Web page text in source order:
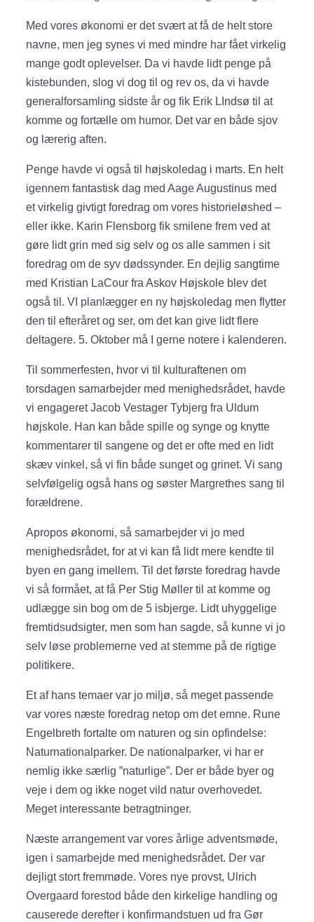
Med vores økonomi er det svært at få de helt store
navne, men jeg synes vi med mindre har fået virkelig
mange godt oplevelser. Da vi havde lidt penge på
kistebunden, slog vi dog til og rev os, da vi havde
generalforsamling sidste år og fik Erik LIndsø til at
komme og fortælle om humor. Det var en både sjov
og lærerig aften.
Penge havde vi også til højskoledag i marts. En helt
igennem fantastisk dag med Aage Augustinus med
et virkelig givtigt foredrag om vores historieløshed –
eller ikke. Karin Flensborg fik smilene frem ved at
gøre lidt grin med sig selv og os alle sammen i sit
foredrag om de syv dødssynder. En dejlig sangtime
med Kristian LaCour fra Askov Højskole blev det
også til. VI planlægger en ny højskoledag men flytter
den til efteråret og ser, om det kan give lidt flere
deltagere. 5. Oktober må I gerne notere i kalenderen.
Til sommerfesten, hvor vi til kulturaftenen om
torsdagen samarbejder med menighedsrådet, havde
vi engageret Jacob Vestager Tybjerg fra Uldum
højskole. Han kan både spille og synge og knytte
kommentarer til sangene og det er ofte med en lidt
skæv vinkel, så vi fin både sunget og grinet. Vi sang
selvfølgelig også hans og søster Margrethes sang til
forældrene.
Apropos økonomi, så samarbejder vi jo med
menighedsrådet, for at vi kan få lidt mere kendte til
byen en gang imellem. Til det første foredrag havde
vi så formået, at få Per Stig Møller til at komme og
udlægge sin bog om de 5 isbjerge. Lidt uhyggelige
fremtidsudsigter, men som han sagde, så kunne vi jo
selv løse problemerne ved at stemme på de rigtige
politikere.
Et af hans temaer var jo miljø, så meget passende
var vores næste foredrag netop om det emne. Rune
Engelbreth fortalte om naturen og sin opfindelse:
Naturnationalparker. De nationalparker, vi har er
nemlig ikke særlig ”naturlige”. Der er både byer og
veje i dem og ikke noget vild natur overhovedet.
Meget interessante betragtninger.
Næste arrangement var vores årlige adventsmøde,
igen i samarbejde med menighedsrådet. Der var
dejligt stort fremmøde. Vores nye provst, Ulrich
Overgaard forestod både den kirkelige handling og
causerede derefter i konfirmandstuen ud fra Gør